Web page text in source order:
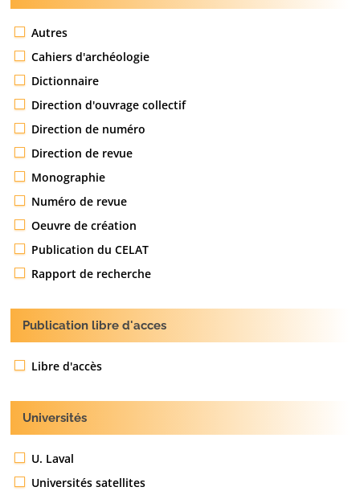
Autres
Cahiers d'archéologie
Dictionnaire
Direction d'ouvrage collectif
Direction de numéro
Direction de revue
Monographie
Numéro de revue
Oeuvre de création
Publication du CELAT
Rapport de recherche
Publication libre d'acces
Libre d'accès
Universités
U. Laval
Universités satellites